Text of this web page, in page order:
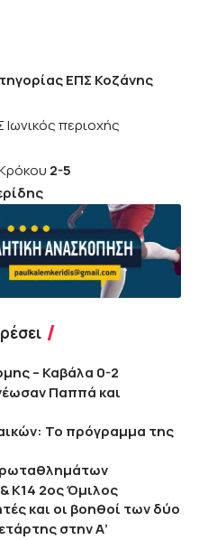
ΕΠΣ Κοζάνης
περιοχής
2-5
– Καβάλα 0-2
Παππά και
Το πρόγραμμα της
Κ14 2ος Όμιλος
και οι βοηθοί των δύο
στην Α’